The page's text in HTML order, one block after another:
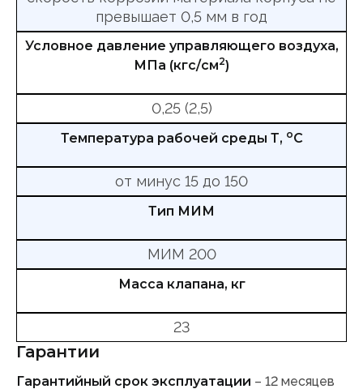
превышает 0,5 мм в год
Условное давление управляющего воздуха,
МПа (кгс/см2)
0,25 (2,5)
Температура рабочей среды Т, оС
от минус 15 до 150
Тип МИМ
МИМ 200
Масса клапана, кг
23
Гарантии
Гарантийный срок эксплуатации – 12 месяцев